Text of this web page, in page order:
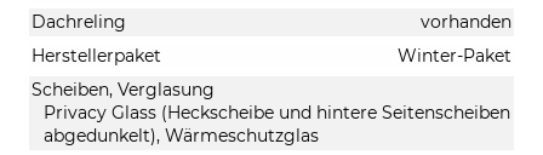
Dachreling
vorhanden
Herstellerpaket
Winter-Paket
Scheiben, Verglasung
Privacy Glass (Heckscheibe und hintere Seitenscheiben
abgedunkelt), Wärmeschutzglas